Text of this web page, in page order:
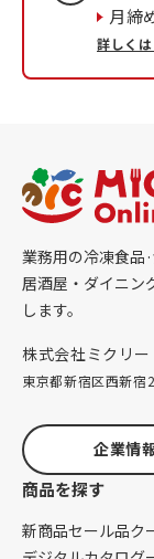
月締
詳しく
業務用の冷凍食品
居酒屋・ダイニン
します。
株式会社ミクリー
東京都新宿区西新
企業情
商品を探す
新商品セール品ク